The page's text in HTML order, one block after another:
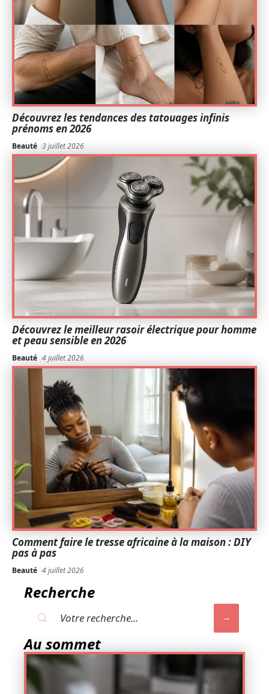
Découvrez les tendances des tatouages infinis
prénoms en 2026
Beauté 3 juillet 2026
Découvrez le meilleur rasoir électrique pour homme
et peau sensible en 2026
Beauté 4 juillet 2026
Comment faire le tresse africaine à la maison : DIY
pas à pas
Beauté 4 juillet 2026
Recherche
Au sommet